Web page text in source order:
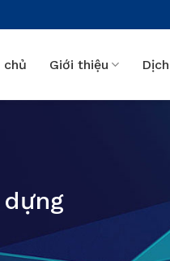
chủ Giới thiệu